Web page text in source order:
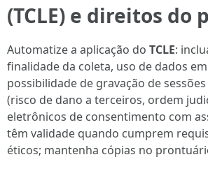
(TCLE) e direitos do
Automatize a aplicação do TCLE:
finalidade da coleta, uso de dados
possibilidade de gravação de
(risco de dano a terceiros, ordem
eletrônicos de consentimento com
têm validade quando cumprem
éticos; mantenha cópias no